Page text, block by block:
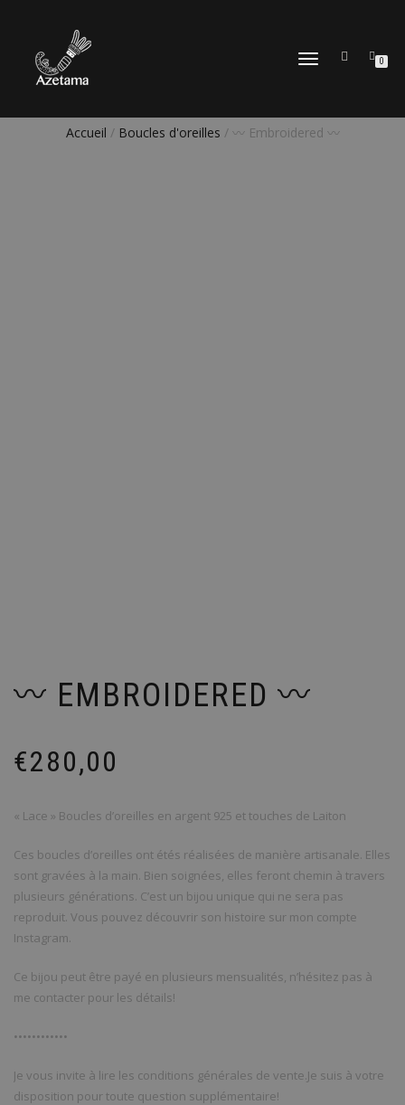
DÉPLIER
0
Accueil / Boucles d'oreilles / 〰️ Embroidered 〰️
〰️ EMBROIDERED 〰️
€280,00
« Lace » Boucles d’oreilles en argent 925 et touches de Laiton
Ces boucles d’oreilles ont étés réalisées de manière artisanale. Elles
sont gravées à la main. Bien soignées, elles feront chemin à travers
plusieurs générations. C’est un bijou unique qui ne sera pas
reproduit. Vous pouvez découvrir son histoire sur mon compte
Instagram.
Ce bijou peut être payé en plusieurs mensualités, n’hésitez pas à
me contacter pour les détails!
••••••••••••
Je vous invite à lire les conditions générales de vente.Je suis à votre
disposition pour toute question supplémentaire!